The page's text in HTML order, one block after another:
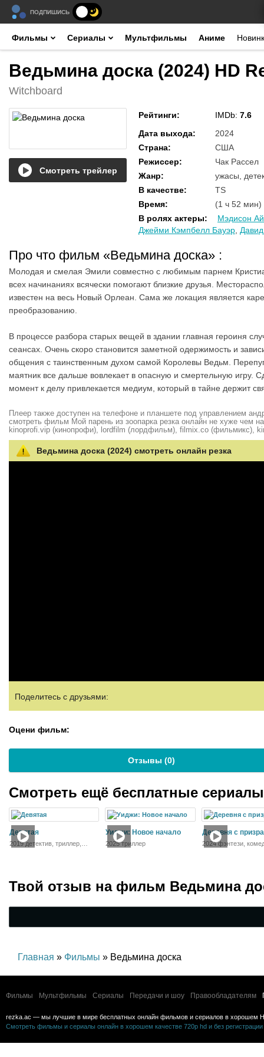
ПОДПИШИСЬ
Фильмы Сериалы Мультфильмы Аниме
Ведьмина доска (2024) HD
Witchboard
Смотреть трейлер
Рейтинги: IMDb: 7.6
Дата выхода:
2024
Страна:
США
Режиссер:
Чак Рассел
Жанр:
ужасы,
В качестве:
TS
Время:
(1 ч 52 мин)
В ролях актеры:
Мэдисон
Джейми Кэмпбелл Бауэр
Про что фильм «Ведьмина доска» :
Молодая и смелая Эмили совместно с любимым парнем
всех начинаниях всячески помогают близкие друзья.
известен на весь Новый Орлеан. Сама же локация является
преобразованию.
В процессе разбора старых вещей в здании главная героиня
сеансах. Очень скоро становится заметной одержимость и
общения с таинственным духом самой Королевы Ведьм.
маятник все дальше вовлекает в опасную и смертельную игру.
момент к делу привлекается медиум, который в тайне держит
Плеер также доступен на телефоне и планшете под управлением
смотреть фильм Мой парень из зоопарка резка онлайн не хуже чем
kinoprofi.vip (кинопрофи), lordfilm (лордфильм), filmix.co (фильмикс),
Ведьмина доска (2024) смотреть онлайн резка
Поделитесь с друзьями:
Оцени фильм:
Отзывы (0)
Смотреть ещё бесплатные
Девятая
2019 детектив, триллер,
Уиджи: Новое начало
2025 триллер
Деревня с
2024 фэнтези,
Твой отзыв на фильм Ведьмина
Главная » Фильмы » Ведьмина доска
Фильмы Мультфильмы Сериалы Передачи и шоу Правообладателям
rezka.ac — мы лучшие в мире бесплатных онлайн фильмов и сериалов в хорошем
Смотреть фильмы и сериалы онлайн в хорошем качестве 720p hd и без